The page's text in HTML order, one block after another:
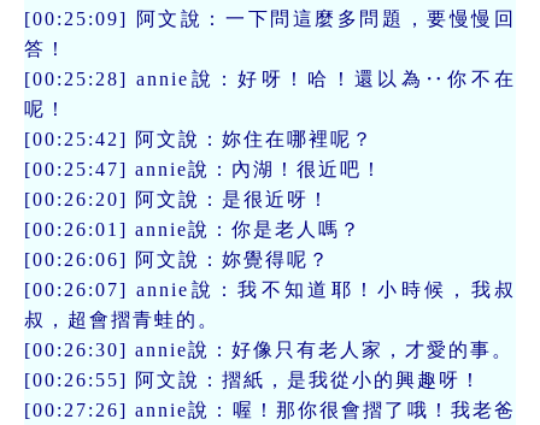
[00:25:09] 阿文說：一下問這麼多問題，要慢慢回
答！
[00:25:28] annie說：好呀！哈！還以為‥你不在
呢！
[00:25:42] 阿文說：妳住在哪裡呢？
[00:25:47] annie說：內湖！很近吧！
[00:26:20] 阿文說：是很近呀！
[00:26:01] annie說：你是老人嗎？
[00:26:06] 阿文說：妳覺得呢？
[00:26:07] annie說：我不知道耶！小時候，我叔
叔，超會摺青蛙的。
[00:26:30] annie說：好像只有老人家，才愛的事。
[00:26:55] 阿文說：摺紙，是我從小的興趣呀！
[00:27:26] annie說：喔！那你很會摺了哦！我老爸